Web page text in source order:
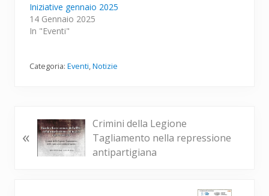
Iniziative gennaio 2025
14 Gennaio 2025
In "Eventi"
Categoria: Eventi,Notizie
o
«
Crimini della Legione
Tagliamento nella repressione
antipartigiana